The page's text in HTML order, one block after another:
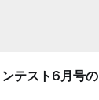
テスト6月号の